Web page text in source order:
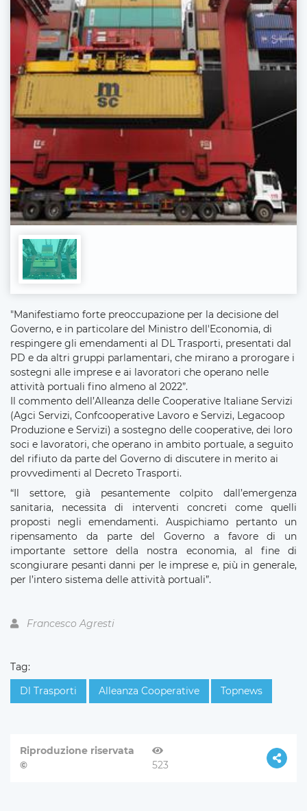
"Manifestiamo forte preoccupazione per la decisione del
Governo, e in particolare del Ministro dell'Economia, di
respingere gli emendamenti al DL Trasporti, presentati dal
PD e da altri gruppi parlamentari, che mirano a prorogare i
sostegni alle imprese e ai lavoratori che operano nelle
attività portuali fino almeno al 2022”.
Il commento dell’Alleanza delle Cooperative Italiane Servizi
(Agci Servizi, Confcooperative Lavoro e Servizi, Legacoop
Produzione e Servizi) a sostegno delle cooperative, dei loro
soci e lavoratori, che operano in ambito portuale, a seguito
del rifiuto da parte del Governo di discutere in merito ai
provvedimenti al Decreto Trasporti.
“Il settore, già pesantemente colpito dall’emergenza
sanitaria, necessita di interventi concreti come quelli
proposti negli emendamenti. Auspichiamo pertanto un
ripensamento da parte del Governo a favore di un
importante settore della nostra economia, al fine di
scongiurare pesanti danni per le imprese e, più in generale,
per l’intero sistema delle attività portuali”.
Francesco Agresti
Tag:
Dl Trasporti
Alleanza Cooperative Topnews
Riproduzione riservata
©
523